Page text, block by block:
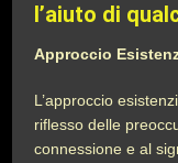
l’aiuto di
Approccio
L’approccio
riflesso delle
connessione e al